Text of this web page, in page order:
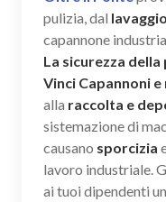
pulizia, dal lavaggio
capannone
La sicurezza
Vinci Capannoni e
alla raccolta e
sistemazione di
causano sporcizia
lavoro industriale.
ai tuoi dipendenti